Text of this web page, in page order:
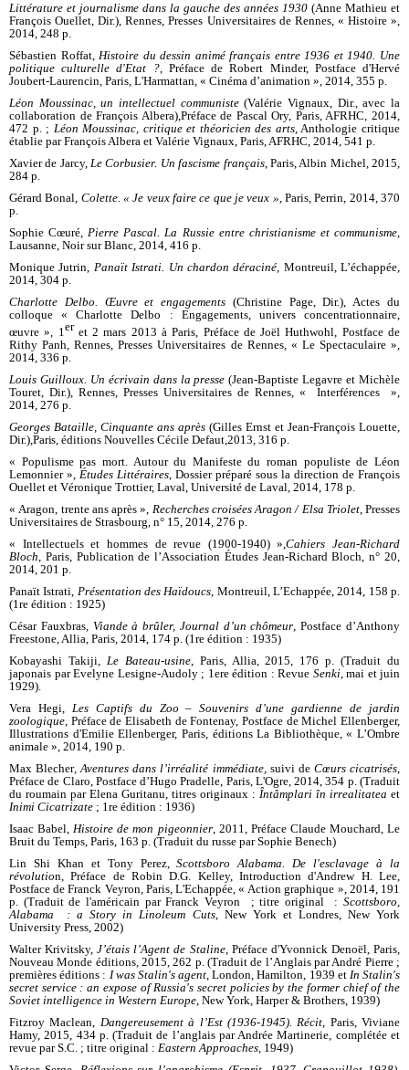
Littérature et journalisme dans la gauche des années 1930 (Anne Mathieu et
François Ouellet, Dir.), Rennes, Presses Universitaires de Rennes, « Histoire »,
2014, 248 p.
Sébastien Roffat,Histoire du dessin animé français entre 1936 et 1940. Une
politique culturelle d'Etat ?, Préface de Robert Minder, Postface d'Hervé
Joubert-Laurencin, Paris, L'Harmattan, « Cinéma d’animation », 2014, 355 p.
Léon Moussinac, un intellectuel communiste(Valérie Vignaux, Dir., avec la
collaboration de François Albera),Préface de Pascal Ory, Paris, AFRHC, 2014,
472 p. ; Léon Moussinac, critique et théoricien des arts, Anthologie critique
établie par François Albera et Valérie Vignaux, Paris, AFRHC, 2014, 541 p.
Xavier de Jarcy,Le Corbusier. Un fascisme français, Paris, Albin Michel, 2015,
284 p.
Gérard Bonal, Colette. « Je veux faire ce que je veux », Paris, Perrin, 2014, 370
p.
Sophie Cœuré,Pierre Pascal. La Russie entre christianisme et communisme,
Lausanne, Noir sur Blanc, 2014, 416 p.
Monique Jutrin, Panaït Istrati. Un chardon déraciné, Montreuil, L’échappée,
2014, 304 p.
Charlotte Delbo. Œuvre et engagements (Christine Page, Dir.), Actes du
colloque « Charlotte Delbo : Engagements, univers concentrationnaire,
œuvre », 1 er et 2 mars 2013 à Paris, Préface de Joël Huthwohl, Postface de
Rithy Panh, Rennes, Presses Universitaires de Rennes, « Le Spectaculaire »,
2014, 336 p.
Louis Guilloux. Un écrivain dans la presse (Jean-Baptiste Legavre et Michèle
Touret, Dir.), Rennes, Presses Universitaires de Rennes, « Interférences »,
2014, 276 p.
Georges Bataille, Cinquante ans après (Gilles Ernst et Jean-François Louette,
Dir.), Paris , éditions Nouvelles Cécile Defaut,2013, 316 p.
« Populisme pas mort. Autour du Manifeste du roman populiste de Léon
Lemonnier », Études Littéraires , Dossier préparé sous la direction de François
Ouellet et Véronique Trottier, Laval, Université de Laval, 2014, 178 p.
« Aragon, trente ans après », Recherches croisées Aragon / Elsa Triolet, Presses
Universitaires de Strasbourg, n° 15, 2014, 276 p.
« Intellectuels et hommes de revue (1900-1940) »,Cahiers Jean-Richard
Bloch , Paris, Publication de l’Association Études Jean-Richard Bloch, n° 20,
2014, 201 p.
Panaït Istrati, Présentation des Haïdoucs , Montreuil, L’Echappée, 2014, 158 p.
(1re édition : 1925)
César Fauxbras, Viande à brûler, Journal d’un chômeur , Postface d’Anthony
Freestone, Allia, Paris, 2014, 174 p. (1re édition : 1935)
Kobayashi Takiji, Le Bateau-usine, Paris, Allia, 2015, 176 p. (Traduit du
japonais par Evelyne Lesigne-Audoly ; 1ere édition : Revue Senki, mai et juin
1929).
Vera Hegi, Les Captifs du Zoo – Souvenirs d’une gardienne de jardin
zoologique , Préface de Elisabeth de Fontenay, Postface de Michel Ellenberger,
Illustrations d'Emilie Ellenberger, Paris, éditions La Bibliothèque, « L’Ombre
animale », 2014, 190 p.
Max Blecher, Aventures dans l’irréalité immédiate, suivi de Cœurs cicatrisés
Préface de Claro, Postface d’Hugo Pradelle, Paris, L'Ogre, 2014, 354 p. (Traduit
du roumain par Elena Guritanu, titres originaux : Întâmplari în irrealitatea et
Inimi Cicatrizate ; 1re édition : 1936)
Isaac Babel, Histoire de mon pigeonnier, 2011, Préface Claude Mouchard, Le
Bruit du Temps, Paris, 163 p. (Traduit du russe par Sophie Benech)
Lin Shi Khan et Tony Perez,Scottsboro Alabama. De l'esclavage à la
révolution, Préface de Robin D.G. Kelley, Introduction d'Andrew H. Lee,
Postface de Franck Veyron, Paris, L'Echappée, « Action graphique », 2014, 191
p. (Traduit de l'américain par Franck Veyron ; titre original : Scottsboro,
Alabama : a Story in Linoleum Cuts, New York et Londres, New York
University Press, 2002)
Walter Krivitsky,J’étais l’Agent de Staline, Préface d'Yvonnick Denoël, Paris,
Nouveau Monde éditions, 2015, 262 p. (Traduit de l’Anglais par André Pierre ;
premières éditions : I was Stalin's agent , London, Hamilton, 1939 et In Stalin's
secret service : an expose of Russia's secret policies by the former chief of the
Soviet intelligence in Western Europe , New York, Harper & Brothers, 1939)
Fitzroy Maclean, Dangereusement à l’Est (1936-1945). Récit , Paris, Viviane
Hamy, 2015, 434 p. (Traduit de l’anglais par Andrée Martinerie, complétée et
revue par S.C. ; titre original : Eastern Approaches , 1949)